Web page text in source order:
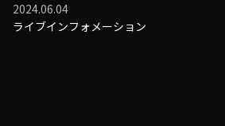
2024.06.04
ライブインフォメーション